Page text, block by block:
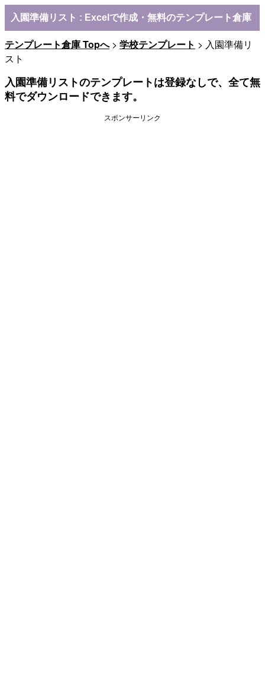
入園準備リスト : Excelで作成・無料のテンプレート倉庫
テンプレート倉庫 Topへ> 学校テンプレート > 入園準備リ
スト
入園準備リストのテンプレートは登録なしで、全て無
料でダウンロードできます。
スポンサーリンク